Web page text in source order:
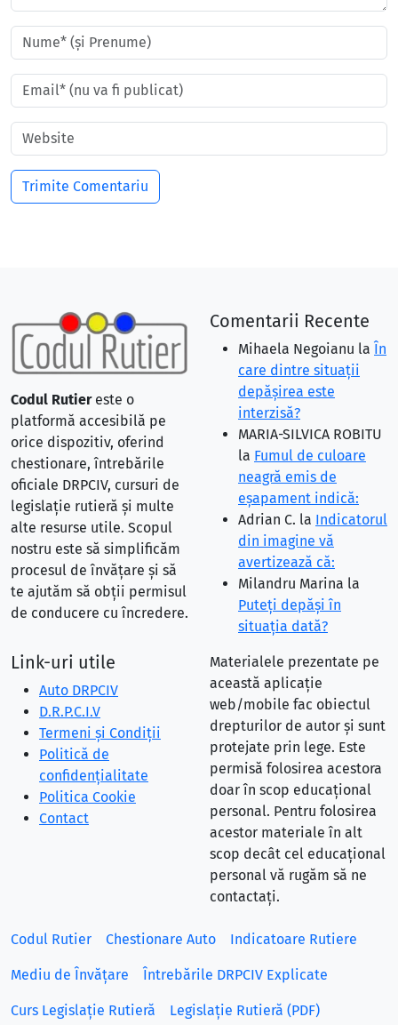
Codul Rutiereste o
platformă accesibilă pe
orice dispozitiv, oferind
chestionare, întrebările
oficiale DRPCIV, cursuri de
legislație rutieră și multe
alte resurse utile. Scopul
nostru este să simplificăm
procesul de învățare și să
te ajutăm să obții permisul
de conducere cu încredere.
Comentarii Recente
Mihaela Negoianu la În
care dintre situaţii
depăşirea este
interzisă?
MARIA-SILVICA ROBITU
la Fumul de culoare
neagră emis de
eşapament indică:
Adrian C. la Indicatorul
din imagine vă
avertizează că:
Milandru Marina la
Puteţi depăşi în
situaţia dată?
Link-uri utile
Auto DRPCIV
D.R.P.C.I.V
Termeni și Condiții
Politică de
confidențialitate
Politica Cookie
Contact
Materialele prezentate pe
această aplicație
web/mobile fac obiectul
drepturilor de autor și sunt
protejate prin lege. Este
permisă folosirea acestora
doar în scop educațional
personal. Pentru folosirea
acestor materiale în alt
scop decât cel educațional
personal vă rugăm să ne
contactați.
Codul Rutier Chestionare Auto Indicatoare Rutiere
Mediu de Învățare Întrebările DRPCIV Explicate
Curs Legislație Rutieră Legislație Rutieră (PDF)